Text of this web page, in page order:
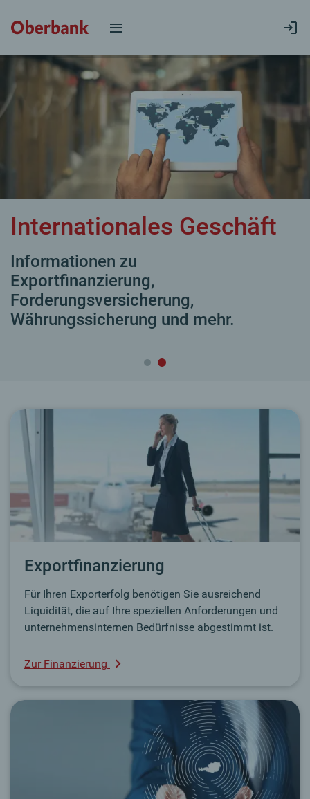
Internationales Geschäft
Informationen zu
Exportfinanzierung,
Forderungsversicherung,
Währungssicherung und mehr.
Exportfinanzierung
Für Ihren Exporterfolg benötigen Sie ausreichend
Liquidität, die auf Ihre speziellen Anforderungen und
unternehmensinternen Bedürfnisse abgestimmt ist.
Zur Finanzierung